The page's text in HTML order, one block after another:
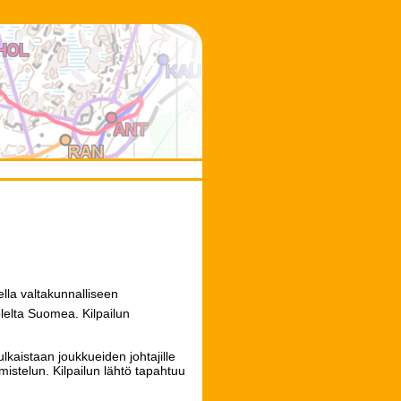
valtakunnalliseen
Suomea. Kilpailun
joukkueiden johtajille
Kilpailun lähtö tapahtuu